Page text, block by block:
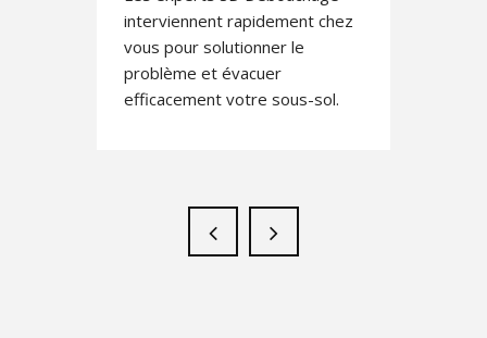
interviennent rapidement chez
vous pour solutionner le
problème et évacuer
efficacement votre sous-sol.